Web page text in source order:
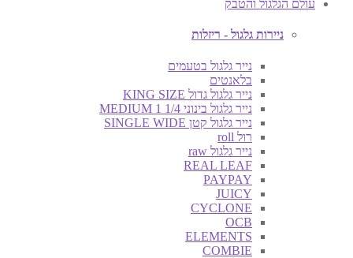
עולם הגלגול והטבק
ניירות גלגול - ריזלות
נייר גלגול בטעמים
בלאנטים
נייר גלגול גדול KING SIZE
נייר גלגול בינוני MEDIUM 1 1/4
נייר גלגול קטן SINGLE WIDE
רול roll
נייר גלגול raw
REAL LEAF
PAYPAY
JUICY
CYCLONE
OCB
ELEMENTS
COMBIE